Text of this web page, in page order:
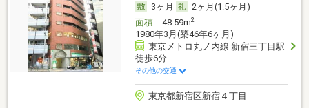
3ヶ月
2ヶ月(1.5ヶ月)
面積48.59m2
1980年3月(築46年6ヶ月)
東京メトロ丸ノ内線 新宿三丁目駅
徒歩6分
その他の交通
東京都新宿区新宿４丁目